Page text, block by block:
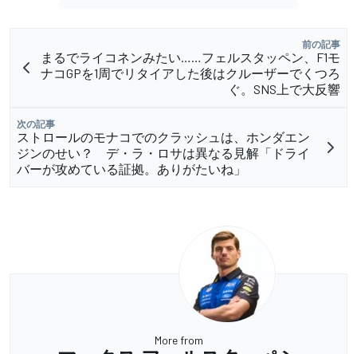
前の記事
まるでライコネンみたい……フェルスタッペン、F1モ
ナコGPを1周でリタイアした後はクルーザーでくつろ
ぐ。SNS上で大反響
次の記事
ストロールのモナコでのクラッシュは、ホンダエン
ジンのせい？ デ・ラ・ロサは異なる見解「ドライ
バーが攻めている証拠。ありがたいね」
More from